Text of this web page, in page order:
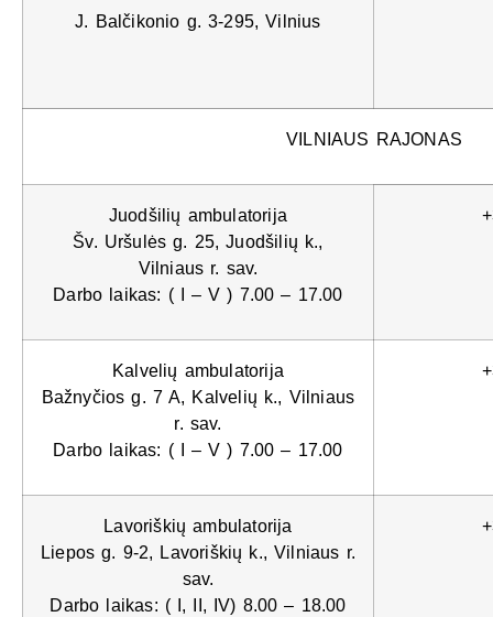
J. Balčikonio g. 3-295, Vilnius
VILNIAUS RAJONAS
Juodšilių ambulatorija
Šv. Uršulės g. 25, Juodšilių k.,
Vilniaus r. sav.
Darbo laikas: ( I – V ) 7.00 – 17.00
Kalvelių ambulatorija
Bažnyčios g. 7 A, Kalvelių k., Vilniaus
r. sav.
Darbo laikas: ( I – V ) 7.00 – 17.00
Lavoriškių ambulatorija
Liepos g. 9-2, Lavoriškių k., Vilniaus r.
sav.
Darbo laikas: ( I, II, IV) 8.00 – 18.00